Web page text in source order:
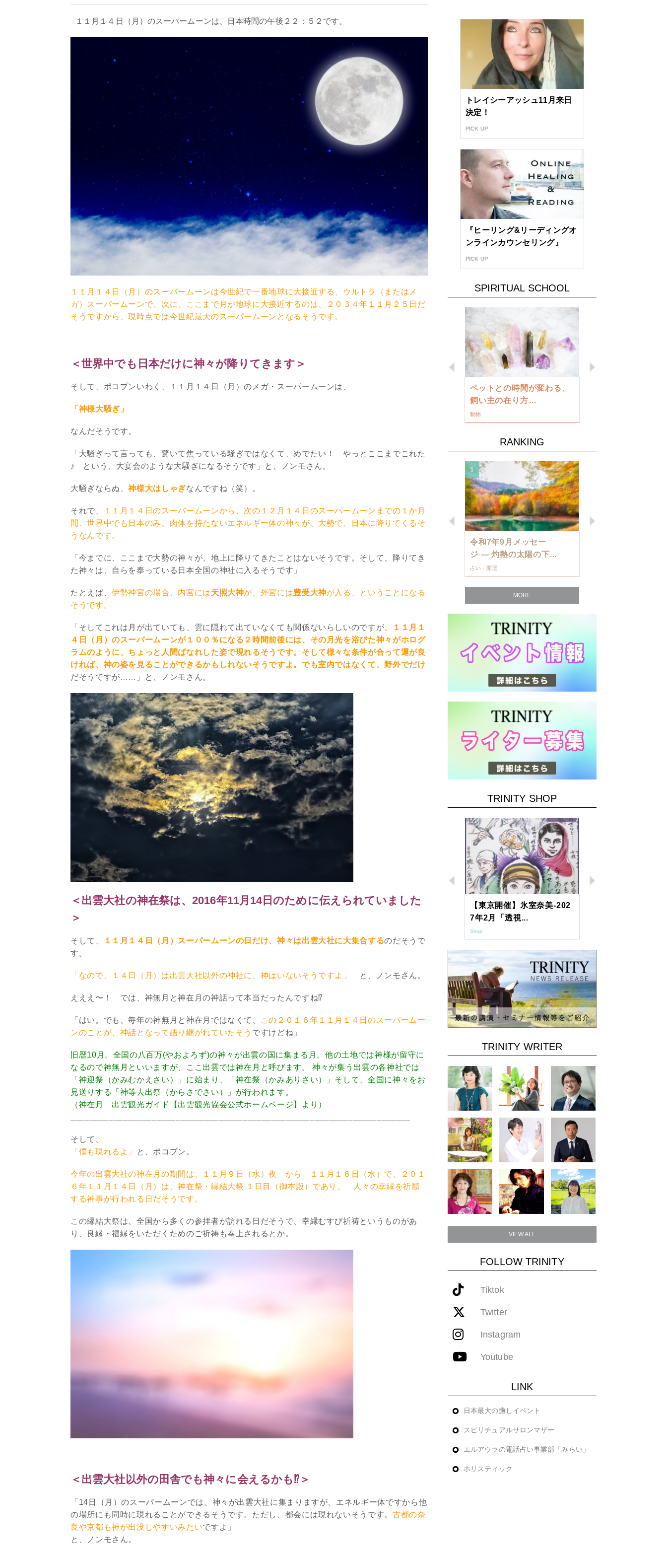
１１月１４日（月）のスーパームーンは、日本時間の午後２２：５２です。
１１月１４日（月）のスーパームーンは今世紀で一番地球に大接近する、ウルトラ（またはメ
ガ）スーパームーンで、次に、ここまで月が地球に大接近するのは、２０３４年１１月２５日だ
そうですから、現時点では今世紀最大のスーパームーンとなるそうです。
＜世界中でも日本だけに神々が降りてきます＞
そして、ポコプンいわく、１１月１４日（月）のメガ・スーパームーンは、
「神様大騒ぎ」
なんだそうです。
「大騒ぎって言っても、驚いて焦っている騒ぎではなくて、めでたい！ やっとここまでこれた
♪ という、大宴会のような大騒ぎになるそうです」と、ノンモさん。
大騒ぎならぬ、神様大はしゃぎなんですね（笑）。
それで、
１１月１４日のスーパームーンから、次の１２月１４日のスーパームーンまでの１か月
間、世界中でも日本のみ、肉体を持たないエネルギー体の神々が、大勢で、日本に降りてくるそ
うなんです。
「今までに、ここまで大勢の神々が、地上に降りてきたことはないそうです。そして、降りてき
た神々は、自らを奉っている日本全国の神社に入るそうです」
たとえば、伊勢神宮の場合、内宮には天照大神が、外宮には豊受大神が入る、ということになる
そうです。
「そしてこれは月が出ていても、雲に隠れて出ていなくても関係ないらしいのですが、
１１月１
４日（月）のスーパームーンが１００％になる２時間前後には、その月光を浴びた神々がホログ
ラムのように、ちょっと人間ばなれした姿で現れるそうです。そして様々な条件が合って運が良
ければ、神の姿を見ることができるかもしれないそうですよ。でも室内ではなくて、野外でだけ
だそうですが……」と、ノンモさん。
＜出雲大社の神在祭は、2016年11月14日のために伝えられていました
＞
そして、 １１月１４日（月）スーパームーンの日だけ、神々は出雲大社に大集合するのだそうで
す。
「なので、１４日（月）は出雲大社以外の神社に、神はいないそうですよ」 と、ノンモさん。
えええ〜！ では、神無月と神在月の神話って本当だったんですね⁉︎
「はい。でも、毎年の神無月と神在月ではなくて、
この２０１６年１１月１４日のスーパームー
ンのことが、神話となって語り継がれていたそう ですけどね」
旧暦10月。全国の八百万(やおよろず)の神々が出雲の国に集まる月。他の土地では神様が留守に
なるので神無月といいますが、ここ出雲では神在月と呼びます。 神々が集う出雲の各神社では
「神迎祭（かみむかえさい）」に始まり、「神在祭（かみありさい）」そして、全国に神々をお
見送りする「神等去出祭（からさでさい）」が行われます。
（神在月 出雲観光ガイド 【出雲観光協会公式ホームページ】
より）
そして、
「僕も現れるよ」
と、ポコプン。
今年の出雲大社の神在月の期間は、１１月９日（水）夜 から １１月１６日（水）で、２０１
６年１１月１４日（月）は、神在祭・縁結大祭 １日目（御本殿）であり、 人々の幸縁を祈願
する神事が行われる日だそうです。
この縁結大祭は、全国から多くの参拝者が訪れる日だそうで、幸縁むすび祈祷というものがあ
り、良縁・福縁をいただくためのご祈祷も奉上されるとか。
＜出雲大社以外の田舎でも神々に会えるかも⁉︎＞
「14日（月）のスーパームーンでは、神々が出雲大社に集まりますが、エネルギー体ですから他
の場所にも同時に現れることができるそうです。ただし、都会には現れないそうです。 古都の奈
良や京都も神が出没しやすいみたいですよ」
と、ノンモさん。
トレイシーアッシュ11月来日
決定！
PICK UP
『ヒーリング&リーディングオ
ンラインカウンセリング』
PICK UP
SPIRITUAL SCHOOL
Previous
かす原動力～あ…
ペットとの時間が変わる、
飼い主の在り方…
動物
RANKING
Previous
3
【The Secret of...
1
令和7年9月メッセー
ジ — 灼熱の太陽の下...
占い・開運
MORE
TRINITY SHOP
Previous
8/29.30並木良和スピリチュ
【東京開催】氷室奈美-202
7年2月「透視...
Shop
TRINITY WRITER
VIEW ALL
FOLLOW TRINITY
Tiktok
Twitter
Instagram
Youtube
LINK
日本最大の癒しイベント
スピリチュアルサロンマザー
エルアウラの電話占い事業部「みらい」
ホリスティック